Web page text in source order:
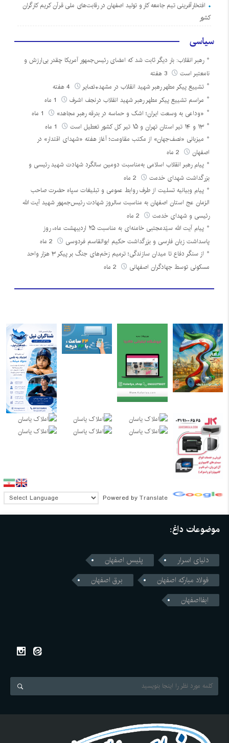
افتخارآفرینی تیم جامعه کار و تولید اصفهان در رقابت‌های ملی قرآن کریم کارگران
کشور
سیاسی
رهبر انقلاب: بار دیگر ثابت شد که امضای رئیس‌جمهور آمریکا چقدر بی‌ارزش و
نامعتبر است
3 هفته
تشییع پیکر مطهر رهبر شهید انقلاب در مشهد+تصایر
مراسم تشییع پیکر مطهر رهبر شهید انقلاب درنجف اشرف
«وداعی به وسعت ایران؛ اشک و حماسه در بدرقه رهبر مجاهد»
۱۳ و ۱۴ تیر استان تهران و ۱۵ تیر کل کشور تعطیل است
میزبانی «نصف‌جهان» از مکتب مقاومت؛ آغاز هفته «شهدای اقتدار» در
اصفهان
پیام رهبر انقلاب اسلامی به‌مناسبت دومین سالگرد شهادت شهید رئیسی و
بزرگداشت شهدای خدمت
پیام وبیانیه تسلیت از طرف روابط عمومی و تبلیغات سپاه حضرت صاحب
الزمان عج استان اصفهان به مناسبت سالروز شهادت رئیس‌جمهور شهید آیت الله
رئیسی و شهدای خدمت
پیام آیت الله سیّدمجتبی خامنه‌ای به مناسبت ۲۵ اردیبهشت ماه، روز
پاسداشت زبان فارسی و بزرگداشت حکیم ابوالقاسم فردوسی
از سنگر دفاع تا میدان سازندگی؛ ترمیم زخم‌های جنگ بر پیکر ۳ هزار واحد
مسکونی توسط جهادگران اصفهانی
Powered by Translate
موضوعات داغ:
دنیای اسرار
پلیس اصفهان
فولاد مبارکه اصفهان
برق اصفهان
ابفااصفهان